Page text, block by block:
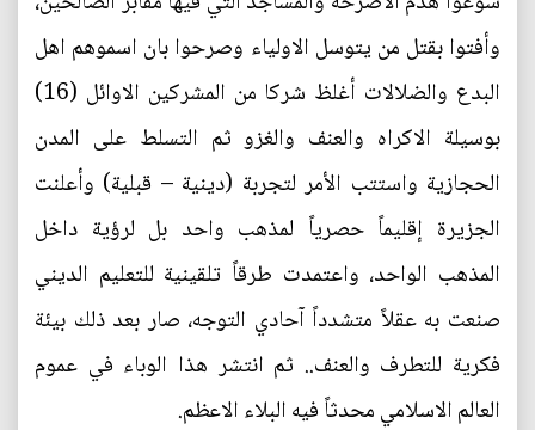
وأفتوا بقتل من يتوسل الاولياء وصرحوا بان اسموهم اهل
البدع والضلالات أغلظ شركا من المشركين الاوائل (16)
بوسيلة الاكراه والعنف والغزو ثم التسلط على المدن
الحجازية واستتب الأمر لتجربة (دينية – قبلية) وأعلنت
الجزيرة إقليماً حصرياً لمذهب واحد بل لرؤية داخل
المذهب الواحد، واعتمدت طرقاً تلقينية للتعليم الديني
صنعت به عقلاً متشدداً آحادي التوجه، صار بعد ذلك بيئة
فكرية للتطرف والعنف.. ثم انتشر هذا الوباء في عموم
العالم الاسلامي محدثاً فيه البلاء الاعظم.